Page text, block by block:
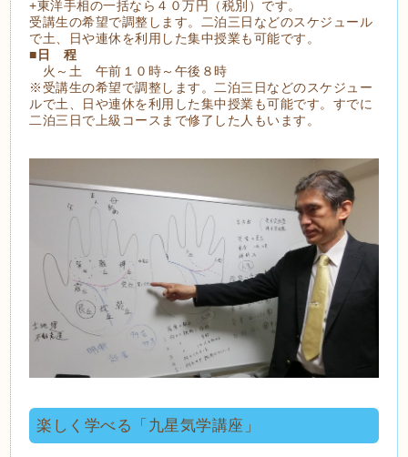
+東洋手相の一括なら４０万円（税別）です。
受講生の希望で調整します。二泊三日などのスケジュール
で土、日や連休を利用した集中授業も可能です。
■ 日 程
火～土 午前１０時～午後８時
※受講生の希望で調整します。二泊三日などのスケジュー
ルで土、日や連休を利用した集中授業も可能です。すでに
二泊三日で上級コースまで修了した人もいます。
楽しく学べる「九星気学講座」